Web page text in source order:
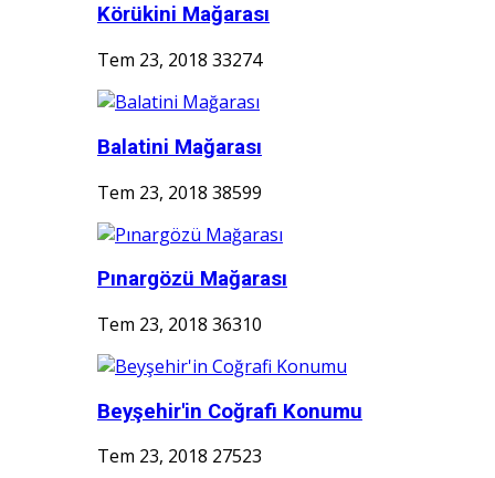
Körükini Mağarası
Tem 23, 2018 33274
Balatini Mağarası
Tem 23, 2018 38599
Pınargözü Mağarası
Tem 23, 2018 36310
Beyşehir'in Coğrafi Konumu
Tem 23, 2018 27523